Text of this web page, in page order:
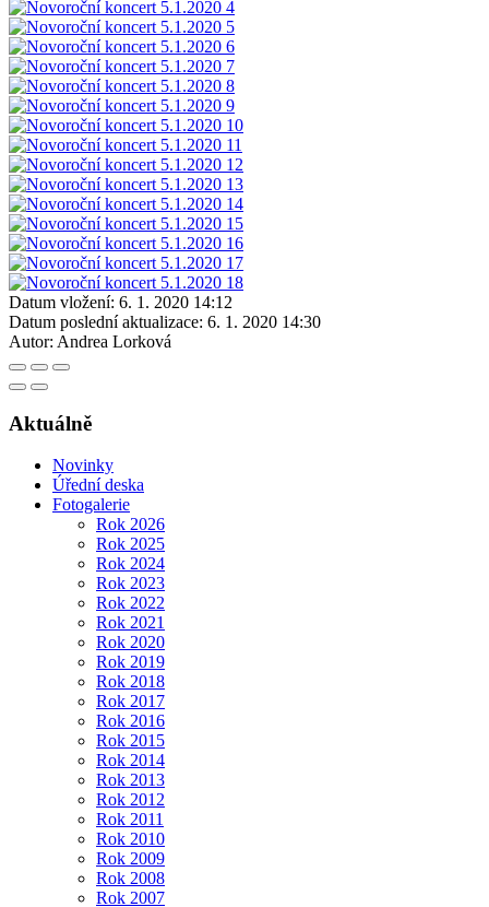
Datum vložení: 6. 1. 2020 14:12
Datum poslední aktualizace: 6. 1. 2020 14:30
Autor: Andrea Lorková
Aktuálně
Novinky
Úřední deska
Fotogalerie
Rok 2026
Rok 2025
Rok 2024
Rok 2023
Rok 2022
Rok 2021
Rok 2020
Rok 2019
Rok 2018
Rok 2017
Rok 2016
Rok 2015
Rok 2014
Rok 2013
Rok 2012
Rok 2011
Rok 2010
Rok 2009
Rok 2008
Rok 2007